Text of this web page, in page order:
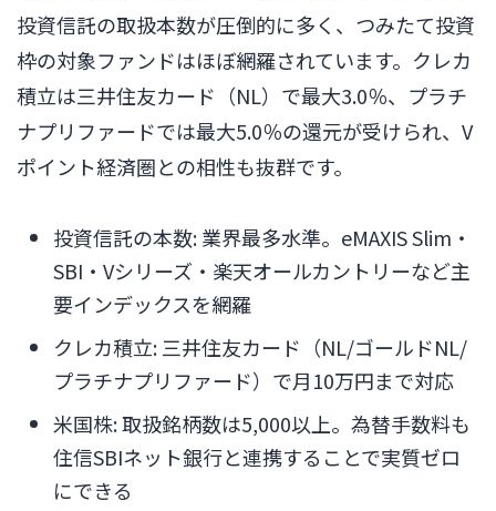
投資信託の取扱本数が圧倒的に多く、つみたて投資
枠の対象ファンドはほぼ網羅されています。クレカ
積立は三井住友カード（NL）で最大3.0％、プラチ
ナプリファードでは最大5.0％の還元が受けられ、V
ポイント経済圏との相性も抜群です。
投資信託の本数: 業界最多水準。eMAXIS Slim・
SBI・Vシリーズ・楽天オールカントリーなど主
要インデックスを網羅
クレカ積立: 三井住友カード（NL/ゴールドNL/
プラチナプリファード）で月10万円まで対応
米国株: 取扱銘柄数は5,000以上。為替手数料も
住信SBIネット銀行と連携することで実質ゼロ
にできる